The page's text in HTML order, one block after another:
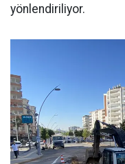
yönlendiriliyor.